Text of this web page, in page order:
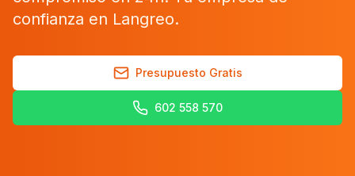
confianza en Langreo.
Presupuesto Gratis
602 558 570